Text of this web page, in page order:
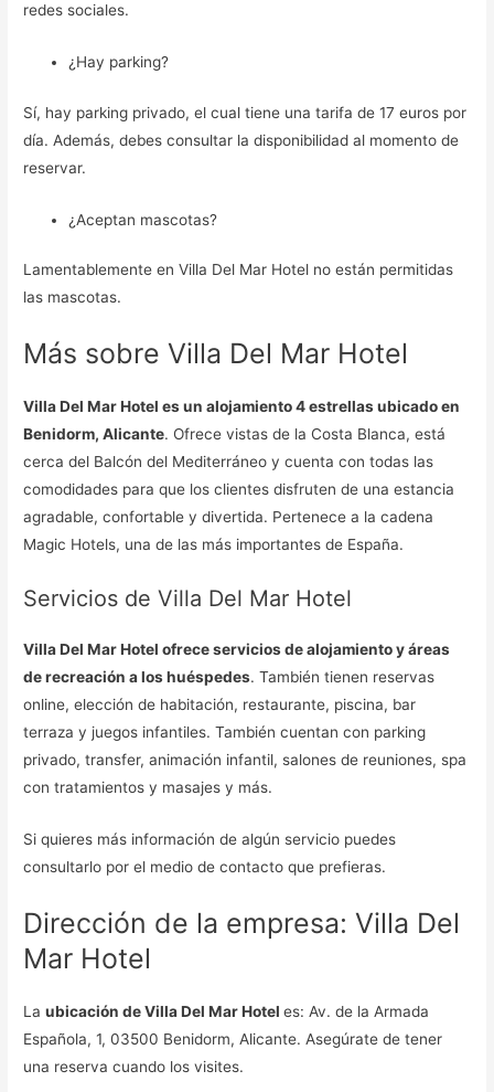
redes sociales.
¿Hay parking?
Sí, hay parking privado, el cual tiene una tarifa de 17 euros por
día. Además, debes consultar la disponibilidad al momento de
reservar.
¿Aceptan mascotas?
Lamentablemente en Villa Del Mar Hotel no están permitidas
las mascotas.
Más sobre Villa Del Mar Hotel
Villa Del Mar Hotel es un alojamiento 4 estrellas ubicado en
Benidorm, Alicante. Ofrece vistas de la Costa Blanca, está
cerca del Balcón del Mediterráneo y cuenta con todas las
comodidades para que los clientes disfruten de una estancia
agradable, confortable y divertida. Pertenece a la cadena
Magic Hotels, una de las más importantes de España.
Servicios de Villa Del Mar Hotel
Villa Del Mar Hotel ofrece servicios de alojamiento y áreas
de recreación a los huéspedes. También tienen reservas
online, elección de habitación, restaurante, piscina, bar
terraza y juegos infantiles. También cuentan con parking
privado, transfer, animación infantil, salones de reuniones, spa
con tratamientos y masajes y más.
Si quieres más información de algún servicio puedes
consultarlo por el medio de contacto que prefieras.
Dirección de la empresa: Villa Del
Mar Hotel
Laubicación de Villa Del Mar Hoteles: Av. de la Armada
Española, 1, 03500 Benidorm, Alicante. Asegúrate de tener
una reserva cuando los visites.